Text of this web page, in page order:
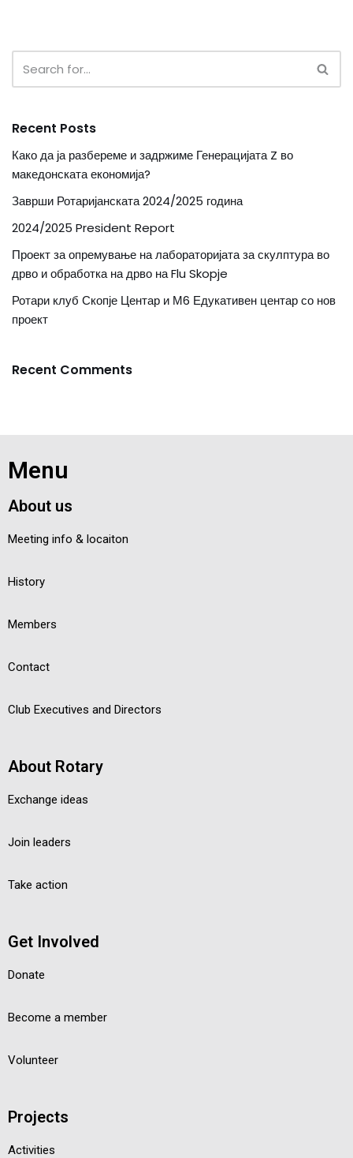
Recent Posts
Како да ја разбереме и задржиме Генерацијата Z во
македонската економија?
Заврши Ротаријанската 2024/2025 година
2024/2025 President Report
Проект за опремување на лабораторијата за скулптура во
дрво и обработка на дрво на Flu Skopje
Ротари клуб Скопје Центар и М6 Едукативен центар со нов
проект
Recent Comments
Menu
About us
Meeting info & locaiton
History
Members
Contact
Club Executives and Directors
About Rotary
Exchange ideas
Join leaders
Take action
Get Involved
Donate
Become a member
Volunteer
Projects
Activities